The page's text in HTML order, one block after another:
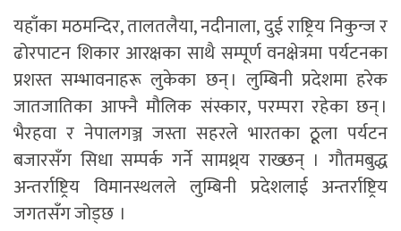
यहाँका मठमन्दिर, तालतलैया, नदीनाला, दुई राष्ट्रिय निकुन्ज र
ढोरपाटन शिकार आरक्षका साथै सम्पूर्ण वनक्षेत्रमा पर्यटनका
प्रशस्त सम्भावनाहरू लुकेका छन् । लुम्बिनी प्रदेशमा हरेक
जातजातिका आफ्नै मौलिक संस्कार, परम्परा रहेका छन् ।
भैरहवा र नेपालगञ्ज जस्ता सहरले भारतका ठूूला पर्यटन
बजारसँग सिधा सम्पर्क गर्ने सामथ्र्य राख्छन् । गौतमबुद्ध
अन्तर्राष्ट्रिय विमानस्थलले लुम्बिनी प्रदेशलाई अन्तर्राष्ट्रिय
जगतसँग जोड्छ ।